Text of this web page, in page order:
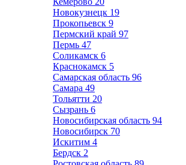
Новокузнецк 19
Прокопьевск 9
Пермский край 97
Пермь 47
Соликамск 6
Краснокамск 5
Самарская область 96
Самара 49
Тольятти 20
Сызрань 6
Новосибирская область 94
Новосибирск 70
Искитим 4
Бердск 2